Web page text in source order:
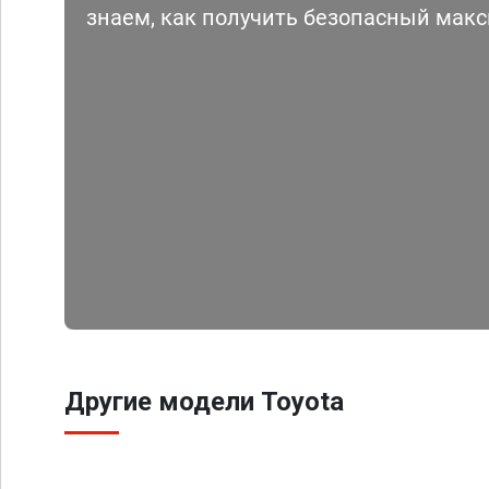
знаем, как получить безопасный
Другие модели Toyota